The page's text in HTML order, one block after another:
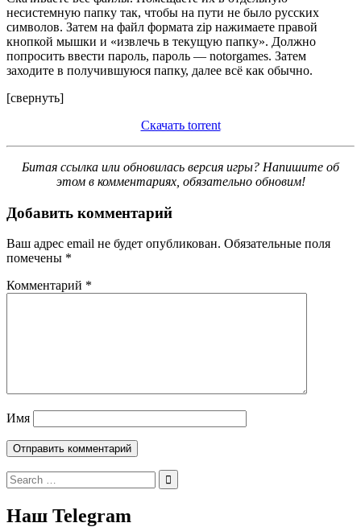
несистемную папку так, чтобы на пути не было русских
символов. Затем на файл формата zip нажимаете правой
кнопкой мышки и «извлечь в текущую папку». Должно
попросить ввести пароль, пароль — notorgames. Затем
заходите в получившуюся папку, далее всё как обычно.
[свернуть]
Скачать torrent
Битая ссылка или обновилась версия игры? Напишите об
этом в комментариях, обязательно обновим!
Добавить комментарий
Ваш адрес email не будет опубликован. Обязательные поля
помечены *
Комментарий *
Имя
Search
for:
Наш Telegram